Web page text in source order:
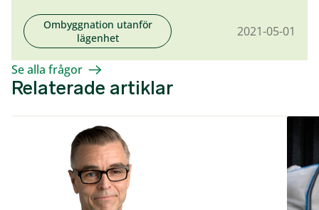
Ombyggnation utanför
lägenhet
2021-05-01
Se alla frågor
Relaterade artiklar